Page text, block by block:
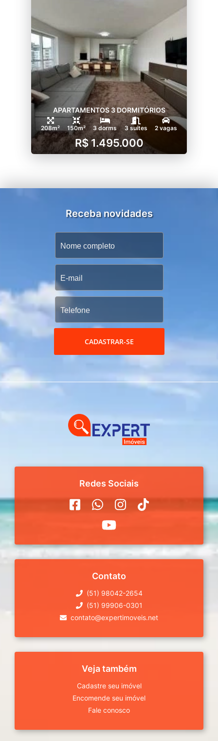
APARTAMENTOS 3 DORMITÓRIOS
208m² 150m² 3 dorms 3 suítes 2 vagas
R$ 1.495.000
Receba novidades
CADASTRAR-SE
Redes Sociais
Contato
(51) 98042-2654
(51) 99906-0301
contato@expertimoveis.net
Veja também
Cadastre seu imóvel
Encomende seu imóvel
Fale conosco